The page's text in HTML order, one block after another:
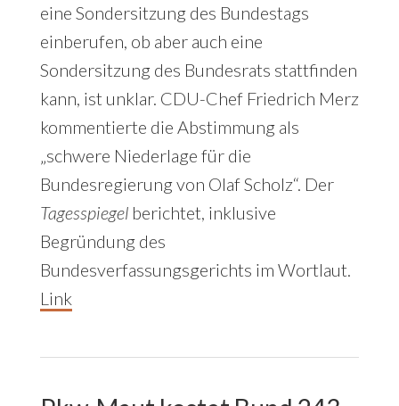
eine Sondersitzung des Bundestags
einberufen, ob aber auch eine
Sondersitzung des Bundesrats stattfinden
kann, ist unklar. CDU-Chef Friedrich Merz
kommentierte die Abstimmung als
„schwere Niederlage für die
Bundesregierung von Olaf Scholz“. Der
Tagesspiegelberichtet, inklusive
Begründung des
Bundesverfassungsgerichts im Wortlaut.
Link